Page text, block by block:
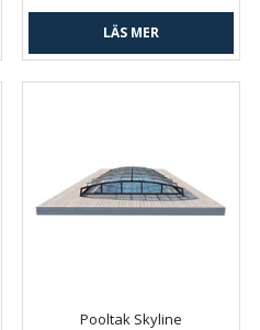
LÄS MER
Pooltak Skyline